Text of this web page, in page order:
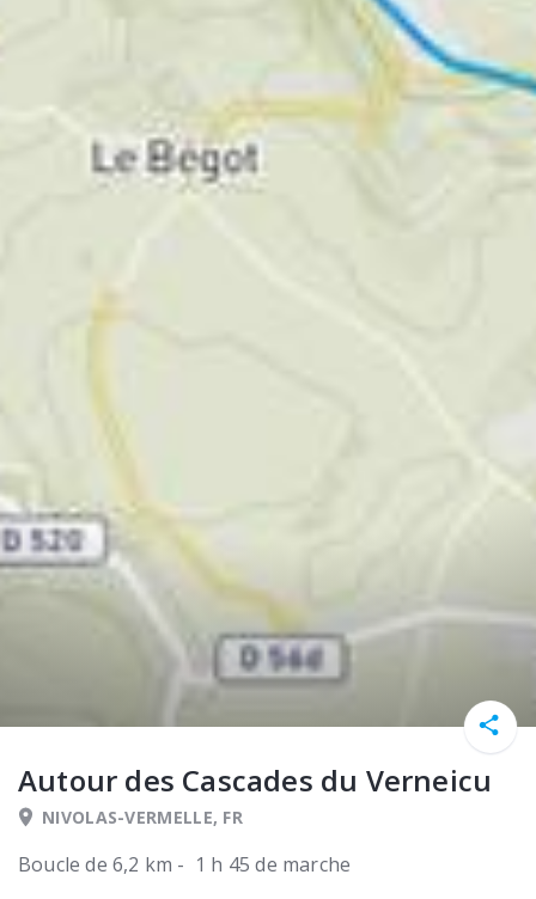
Autour des Cascades du Verneicu
NIVOLAS-VERMELLE, FR
Boucle de 6,2 km - 1 h 45 de marche